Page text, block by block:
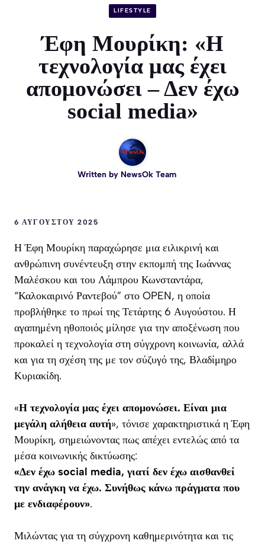
LIFESTYLE
Έφη Μουρίκη: «Η
τεχνολογία μας έχει
απομονώσει – Δεν έχω
social media»
Written by NewsOk Team
6 ΑΥΓΟΎΣΤΟΥ 2025
Η Έφη Μουρίκη παραχώρησε μια ειλικρινή και
ανθρώπινη συνέντευξη στην εκπομπή της Ιωάννας
Μαλέσκου και του Λάμπρου Κωνσταντάρα,
“Καλοκαιρινό Ραντεβού” στο OPEN, η οποία
προβλήθηκε το πρωί της Τετάρτης 6 Αυγούστου. Η
αγαπημένη ηθοποιός μίλησε για την αποξένωση που
προκαλεί η τεχνολογία στη σύγχρονη κοινωνία, αλλά
και για τη σχέση της με τον σύζυγό της, Βλαδίμηρο
Κυριακίδη.
«Η τεχνολογία μας έχει απομονώσει. Είναι μια
μεγάλη αλήθεια αυτή», τόνισε χαρακτηριστικά η Έφη
Μουρίκη, σημειώνοντας πως απέχει εντελώς από τα
μέσα κοινωνικής δικτύωσης:
«Δεν έχω social media, γιατί δεν έχω αισθανθεί
την ανάγκη να έχω. Συνήθως κάνω πράγματα που
με ενδιαφέρουν».
Μιλώντας για τη σύγχρονη καθημερινότητα και τις